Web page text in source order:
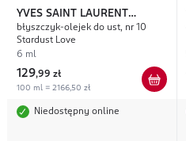
YVES SAINT LAURENT
Loveshine Plumping
błyszczyk-olejek do ust, nr 10
Stardust Love
6 ml
129,99 zł
100 ml = 2166,50 zł
Niedostępny online